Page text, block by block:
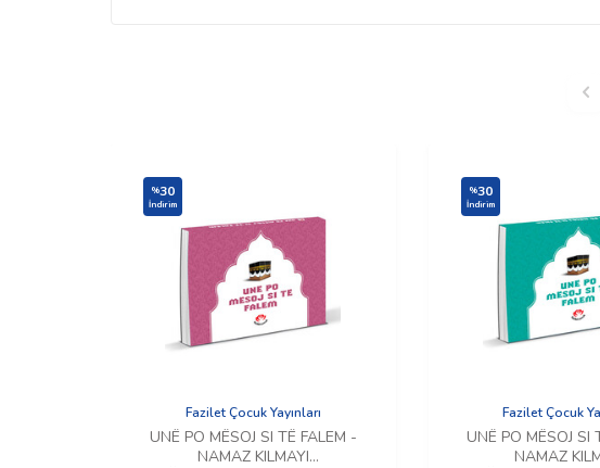
%30
İndirim
Fazilet Çocuk Yayınları
UNË PO MËSOJ SI TË FALEM -
NAMAZ KILMAYI
%30
İndirim
Fazilet Çocuk
UNË PO MËSOJ SI
NAMAZ